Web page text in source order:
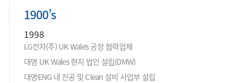
1900’s
1998
LG전자(주) UK Wales 공장 협력업체
대명 UK Wales 현지 법인 설립(DMW)
대명ENG 내 진공 및 Clean 설비 사업부 설립